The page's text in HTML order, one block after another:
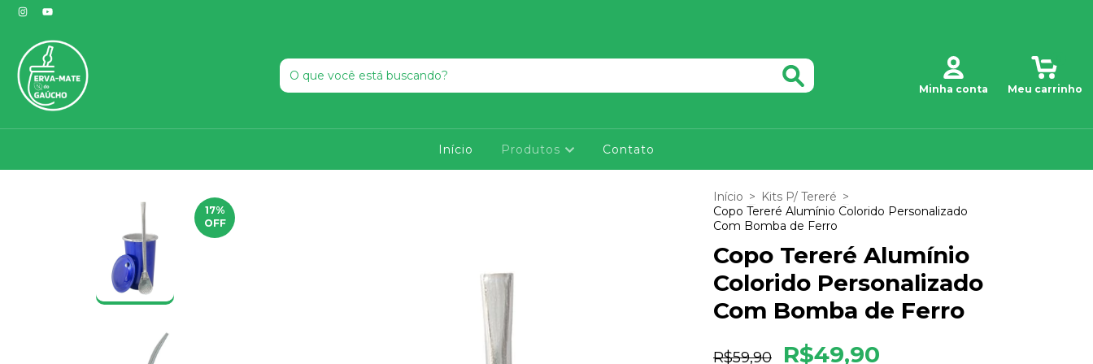
Minha conta Meu carrinho
Início Produtos Contato
17%
OFF
Início > Kits P/ Tereré >
Copo Tereré Alumínio Colorido Personalizado
Com Bomba de Ferro
Copo Tereré Alumínio
Colorido Personalizado
Com Bomba de Ferro
R$59,90 R$49,90